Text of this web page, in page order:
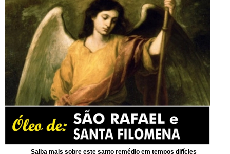
Saiba mais sobre este santo remédio em tempos difícies